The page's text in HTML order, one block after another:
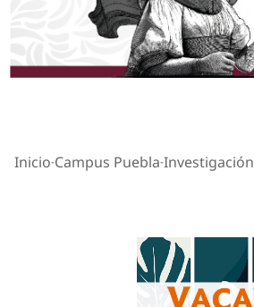
Inicio Campus Puebla Investigación